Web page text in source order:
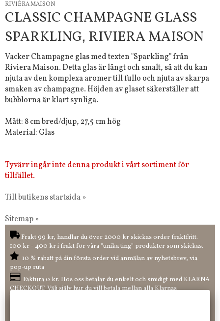
RIVIÈRA MAISON
CLASSIC CHAMPAGNE GLASS
SPARKLING, RIVIERA MAISON
Vacker Champagne glas med texten "Sparkling" från
Riviera Maison. Detta glas är långt och smalt, så att du kan
njuta av den komplexa aromer till fullo och njuta av skarpa
smaken av champagne. Höjden av glaset säkerställer att
bubblorna är klart synliga.
Mått: 8 cm bred/djup, 27,5 cm hög
Material: Glas
Tyvärr ingår inte denna produkt i vårt sortiment för
tillfället.
Till butikens startsida »
Sitemap »
Frakt 99 kr, handlar du över 2000 kr skickas order fraktfritt.
100 kr - 400 kr i frakt för våra "unika ting" produkter som skickas.
10 % rabatt på din första order vid anmälan av nyhetsbrev, via
pop-up ruta
Faktura 0 kr. Hos oss betalar du enkelt och smidigt med KLARNA
CHECKOUT. Välj själv hur du vill betala mellan alla Klarnas